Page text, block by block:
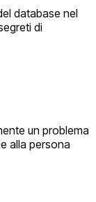
database nel
di
un problema
alla persona